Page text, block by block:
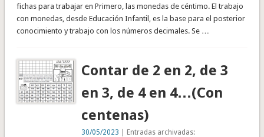
fichas para trabajar en Primero, las monedas de céntimo. El trabajo
con monedas, desde Educación Infantil, es la base para el posterior
conocimiento y trabajo con los números decimales. Se …
Contar de 2 en 2, de 3
en 3, de 4 en 4…(Con
centenas)
30/05/2023 | Entradas archivadas: